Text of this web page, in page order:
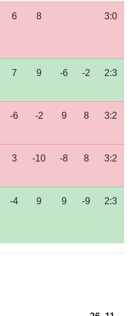
6 8 3:0
7 9 -6 -2 2:3
-6 -2 9 8 3:2
3 -10 -8 8 3:2
-4 9 9 -9 2:3